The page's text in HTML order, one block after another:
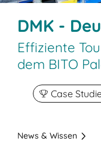
DMK -
Effiziente
dem BITO
Case
News & Wissen